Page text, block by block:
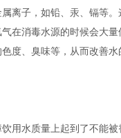
子，如铅、汞、镉等。
消毒水源的时候会大量
、臭味等，从而改善水
水质量上起到了不能被